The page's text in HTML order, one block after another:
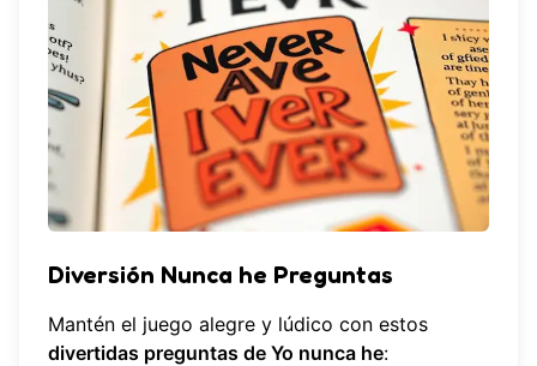
Diversión Nunca he Preguntas
Mantén el juego alegre y lúdico con estos
divertidas preguntas de Yo nunca he: